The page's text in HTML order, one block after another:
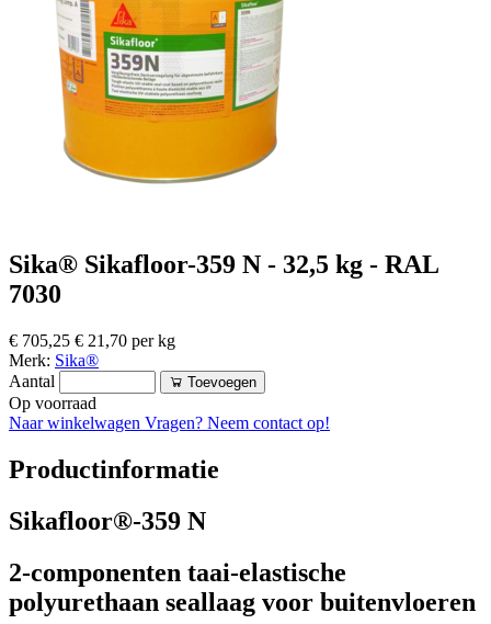
Sika® Sikafloor-359 N - 32,5 kg - RAL
7030
€ 705,25 € 21,70 per kg
Merk: Sika®
Aantal
Toevoegen
Op voorraad
Naar winkelwagen Vragen? Neem contact op!
Productinformatie
Sikafloor®-359 N
2-componenten taai-elastische
polyurethaan seallaag voor buitenvloeren